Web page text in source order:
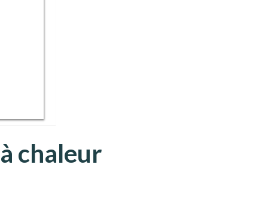
chaleur